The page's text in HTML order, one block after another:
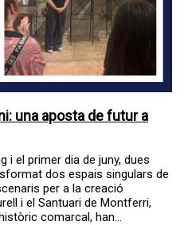
una aposta de futur a
i el primer dia de juny, dues
dos espais singulars de
per a la creació
i el Santuari de Montferri,
comarcal, han...